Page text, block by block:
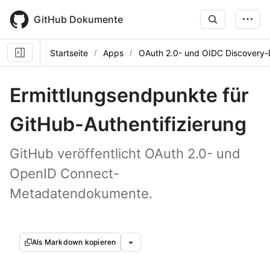
main
content
GitHub Dokumente
Startseite Apps OAuth 2.0- und OIDC
Ermittlungsendpunkte für
GitHub-Authentifizierung
GitHub veröffentlicht OAuth 2.0- und
OpenID Connect-
Metadatendokumente.
Als Markdown kopieren